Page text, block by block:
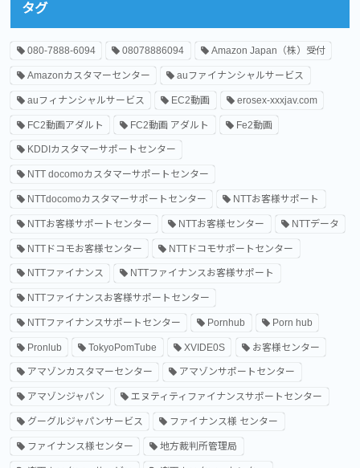
タグ
080-7888-6094 08078886094 Amazon Japan（株）受付
Amazonカスタマーセンター auファイナンシャルサービス
auフィナンシャルサービス EC2動画 erosex-xxxjav.com
FC2動画アダルト FC2動画 アダルト Fe2動画
KDDIカスタマーサポートセンター
NTT docomoカスタマーサポートセンター
NTTdocomoカスタマーサポートセンター NTTお客様サポート
NTTお客様サポートセンター NTTお客様センター NTTデータ
NTTドコモお客様センター NTTドコモサポートセンター
NTTファイナンス NTTファイナンスお客様サポート
NTTファイナンスお客様サポートセンター
NTTファイナンスサポートセンター Pornhub Porn hub
Pronlub TokyoPomTube XVIDE0S お客様センター
アマゾンカスタマーセンター アマゾンサポートセンター
アマゾンジャパン エヌティティファイナンスサポートセンター
グーグルジャパンサービス ファイナンス様 センター
ファイナンス様センター 地方裁判所管理局